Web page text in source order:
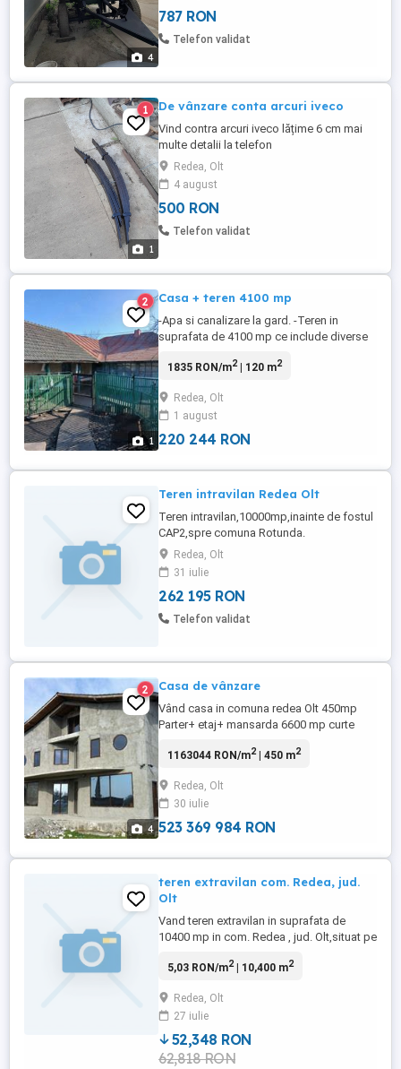
4
787 RON
Telefon validat
1
1 De vânzare conta arcuri iveco
Vind contra arcuri iveco lățime 6 cm mai
multe detalii la telefon
Redea, Olt
4 august
500 RON
Telefon validat
1
2 Casa + teren 4100 mp
-Apa si canalizare la gard. -Teren in
suprafata de 4100 mp ce include diverse
Este localizata in centrul comunei,
magazine alimentare. Casa se vinde cu tot
ce se găsește in ea si pe teren .
1835 RON/m2| 120 m2
Redea, Olt
1 august
220 244 RON
Teren intravilan Redea Olt
Teren intravilan,10000mp,inainte de fostul
CAP2,spre comuna Rotunda.
Redea, Olt
31 iulie
262 195 RON
Telefon validat
4
2 Casa de vânzare
Vând casa in comuna redea Olt 450mp
Parter+ etaj+ mansarda 6600 mp curte
Messenger Italia
1163044 RON/m2| 450 m2
Redea, Olt
30 iulie
523 369 984 RON
teren extravilan com. Redea, jud.
Olt
Vand teren extravilan in suprafata de
10400 mp in com. Redea , jud. Olt,situat pe
5,03 RON/m2| 10,400 m2
Redea, Olt
27 iulie
52,348 RON
62,818 RON